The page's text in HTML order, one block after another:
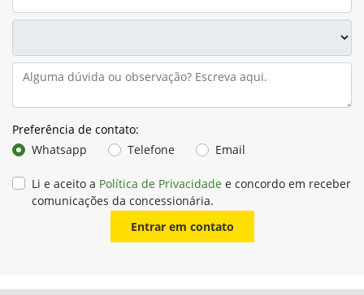
A garantia do produto é um compromisso de qualidade
seus produtos, visando assegurar o funcionamento dos
mesmos e/ou a substituição de itens que apresentem falhas
de material ou fabricação.
composto por profissionais capacitados, responsáveis por
analisar e aprovar o reembolso das solicitações de garantia.
As informações relativas a garantias são armazenadas e
processadas para auxiliar na resolução dos problemas mais
O Manual do Proprietário, que acompanha cada produto John